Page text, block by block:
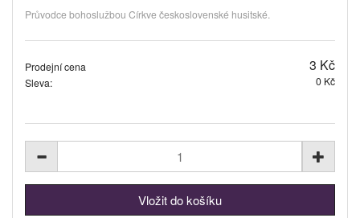
Průvodce bohoslužbou Církve československé husitské.
Prodejní cena 3 Kč
Sleva: 0 Kč